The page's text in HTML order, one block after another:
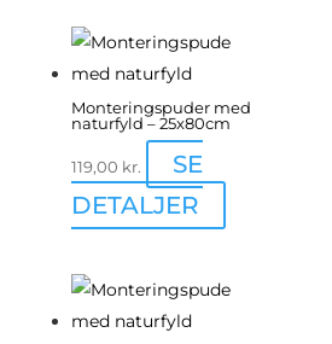
flere
Mulighederne
varesiden
Monteringspuder med
naturfyld – 25x80cm
119,00 kr.
SE
DETALJER